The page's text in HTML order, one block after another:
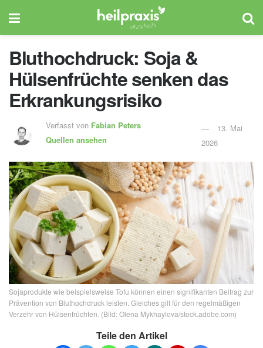
Bluthochdruck: Soja &
Hülsenfrüchte senken das
Erkrankungsrisiko
Verfasst von Fabian Peters
Quellen ansehen
13. Mai
2026
Sojaprodukte wie beispielsweise Tofu können einen signifikanten Beitrag zur
Prävention von Bluthochdruck leisten. Gleiches gilt für den regelmäßigen
Verzehr von Hülsenfrüchten. (Bild: Olena Mykhaylova/stock.adobe.com)
Teile den Artikel